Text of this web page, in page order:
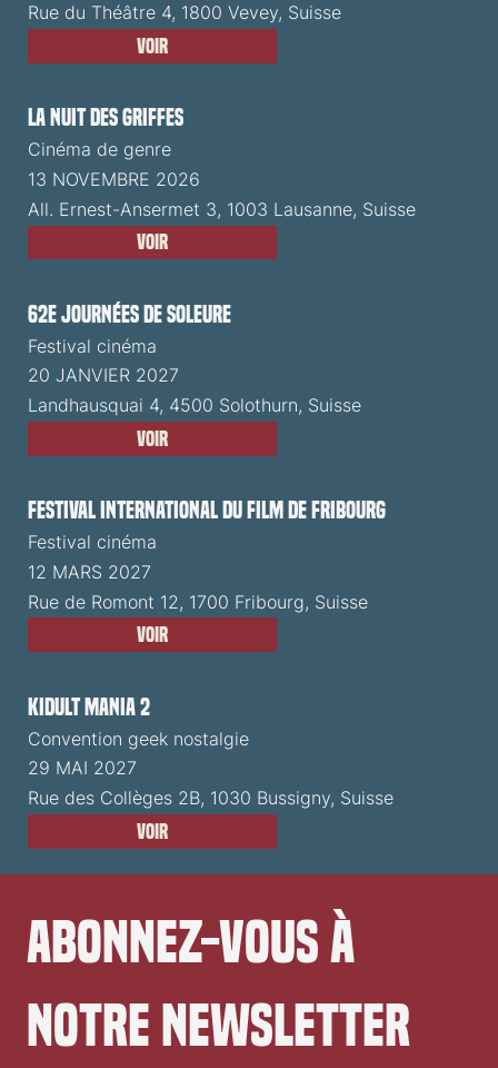
Rue du Théâtre 4, 1800 Vevey, Suisse
Voir
La Nuit des Griffes
Cinéma de genre
13 NOVEMBRE 2026
All. Ernest-Ansermet 3, 1003 Lausanne, Suisse
Voir
62e Journées de Soleure
Festival cinéma
20 JANVIER 2027
Landhausquai 4, 4500 Solothurn, Suisse
Voir
Festival International du Film de Fribourg
Festival cinéma
12 MARS 2027
Rue de Romont 12, 1700 Fribourg, Suisse
Voir
Kidult Mania 2
Convention geek nostalgie
29 MAI 2027
Rue des Collèges 2B, 1030 Bussigny, Suisse
Voir
Abonnez-vous à
notre newsletter